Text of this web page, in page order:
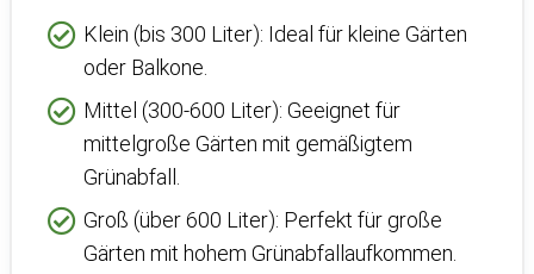
Klein (bis 300 Liter): Ideal für kleine Gärten
oder Balkone.
Mittel (300-600 Liter): Geeignet für
mittelgroße Gärten mit gemäßigtem
Grünabfall.
Groß (über 600 Liter): Perfekt für große
Gärten mit hohem Grünabfallaufkommen.